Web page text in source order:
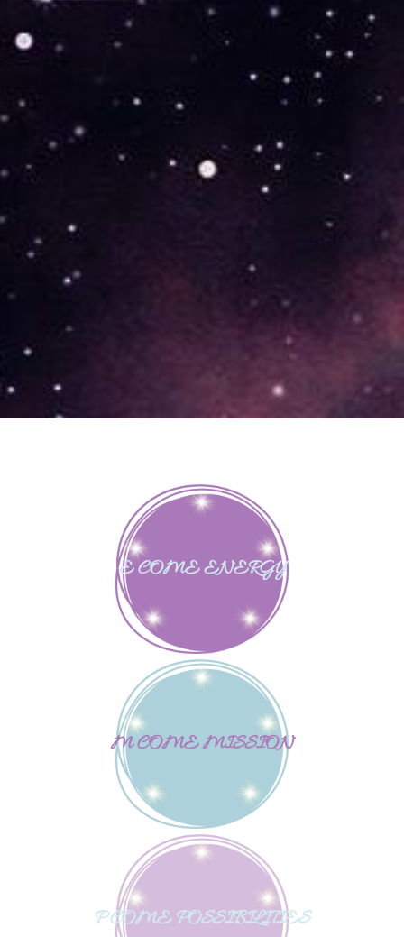
E COME ENERGY
M COME MISSION
P COME POSSIBILITIES